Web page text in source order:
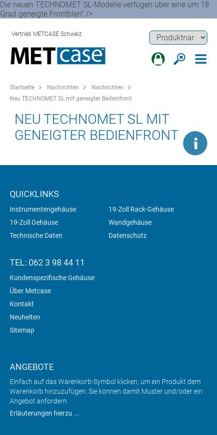
Die neuen TECHNOMET SL-Modelle verfügen über eine um 18
Grad geneigte Frontblen" />
Vertrieb METCASE Schweiz
Startseite Nachrichten
Nachrichten
Neu TECHNOMET SL mit geneigter Bedienfront
NEU TECHNOMET SL MIT
GENEIGTER BEDIENFRONT
QUICKLINKS
Instrumentengehäuse
19-Zoll Rack-Gehäuse
19-Zoll Gehäuse
Wandgehäuse
Technische Daten
Datenschutz
TEL: 062 3 98 44 11
Kundenspezifische Gehäuse
Über Metcase
Kontakt
Neuheiten
Sitemap
ANGEBOTE
Einfach auf das Warenkorb-Symbol klicken, um ein Produkt dem
Warenkorb hinzuzufügen. Sie können damit Muster und/oder ein
Angebot anfordern.
Erläuterungen hierzu ...